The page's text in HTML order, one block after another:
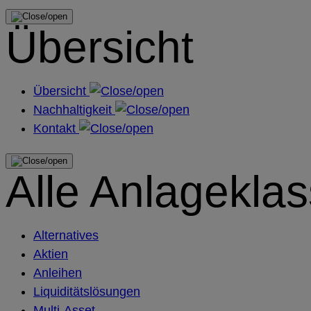
Übersicht
Übersicht
Nachhaltigkeit
Kontakt
Alle
Alternatives
Aktien
Anleihen
Liquiditätslösungen